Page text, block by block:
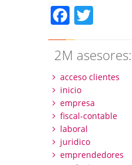
2M asesores:
acceso clientes
inicio
empresa
fiscal-contable
laboral
juridico
emprendedores